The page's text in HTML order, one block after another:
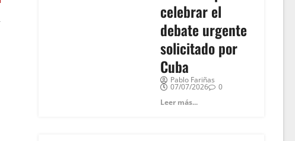
celebrar el
debate urgente
solicitado por
Cuba
Pablo Fariñas
07/07/2026
0
Leer más...